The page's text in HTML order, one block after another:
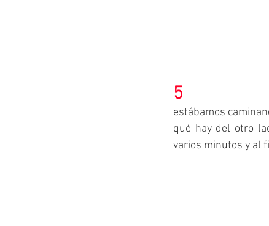
5
estábamos
qué hay del otro
varios minutos y al